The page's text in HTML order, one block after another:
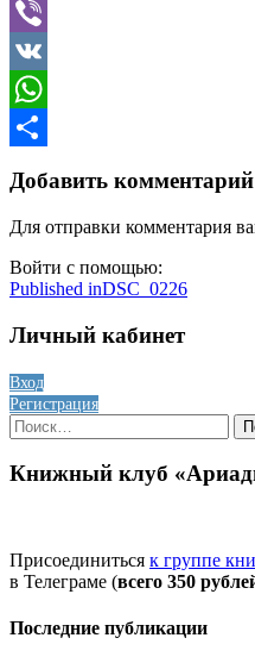
Telegram
Viber
VK
WhatsApp
Добавить комментарий
Для отправки комментария
Войти с помощью:
Навигация
по
Published inDSC_0226
Личный кабинет
Вход
Регистрация
Найти:
Книжный клуб
Присоединиться к группе
в Телеграме (всего 350
Последние публикации